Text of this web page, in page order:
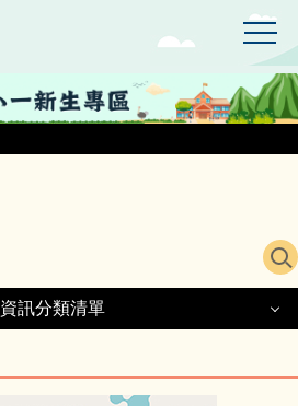
資訊分類清單